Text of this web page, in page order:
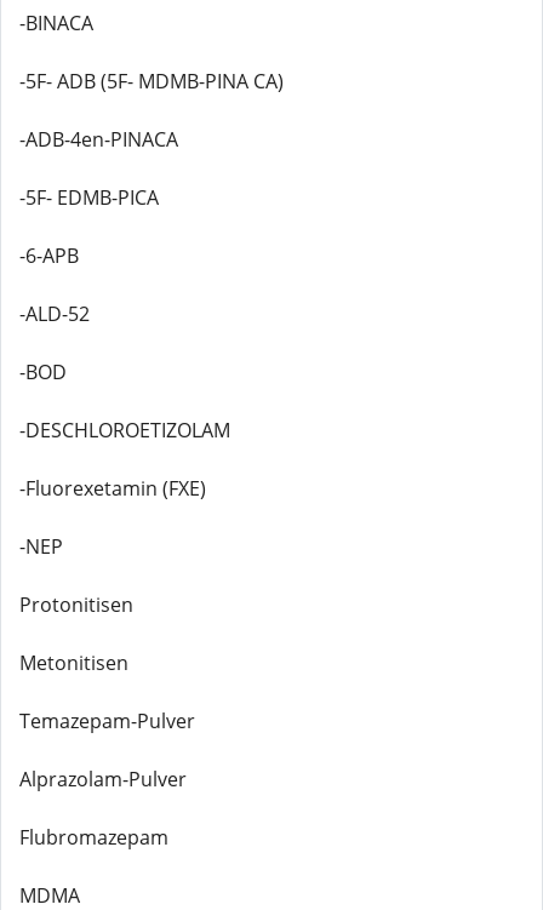
-BINACA
-5F- ADB (5F- MDMB-PINA CA)
-ADB-4en-PINACA
-5F- EDMB-PICA
-6-APB
-ALD-52
-BOD
-DESCHLOROETIZOLAM
-Fluorexetamin (FXE)
-NEP
Protonitisen
Metonitisen
Temazepam-Pulver
Alprazolam-Pulver
Flubromazepam
MDMA